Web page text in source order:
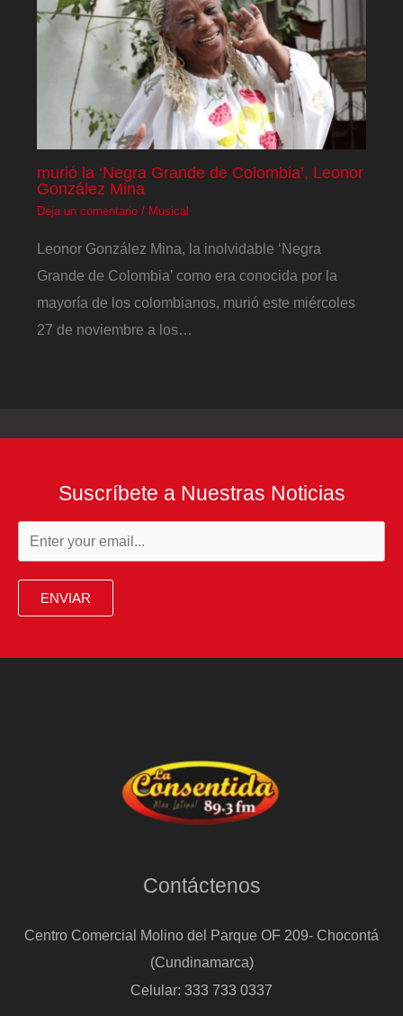
murió la ‘Negra Grande de Colombia’, Leonor
González Mina
Deja un comentario / Musical
Leonor González Mina, la inolvidable ‘Negra
Grande de Colombia’ como era conocida por la
mayoría de los colombianos, murió este miércoles
27 de noviembre a los…
Suscríbete a Nuestras Noticias
ENVIAR
Contáctenos
Centro Comercial Molino del Parque OF 209- Chocontá
(Cundinamarca)
Celular: 333 733 0337